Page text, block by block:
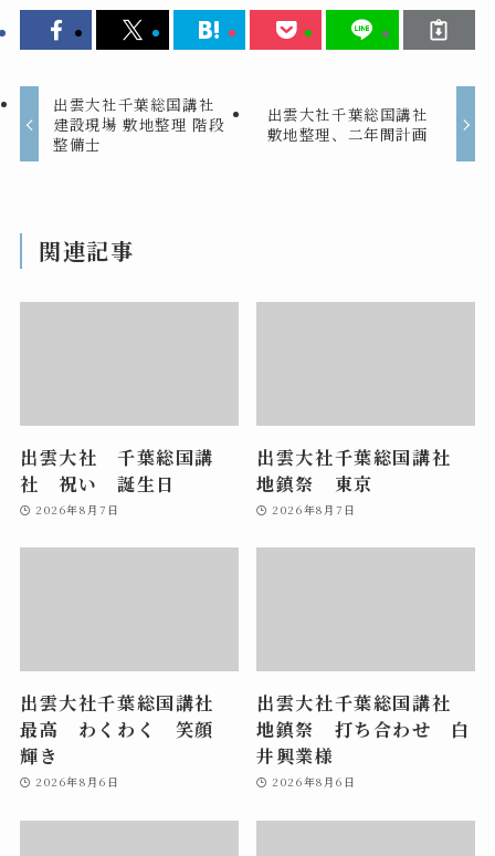
出雲大社千葉総国講社
建設現場 敷地整理 階段
整備士
出雲大社千葉総国講社
敷地整理、二年間計画
関連記事
出雲大社 千葉総国講
社 祝い 誕生日
2026年8月7日
出雲大社千葉総国講社
地鎮祭 東京
2026年8月7日
出雲大社千葉総国講社
最高 わくわく 笑顔
輝き
2026年8月6日
出雲大社千葉総国講社
地鎮祭 打ち合わせ 白
井興業様
2026年8月6日